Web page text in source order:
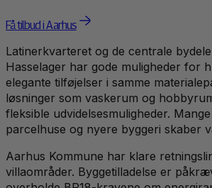
Få tilbud i Aarhus
Latinerkvarteret og de centrale
Hasselager har gode muligheder for
elegante tilføjelser i samme
løsninger som vaskerum og
fleksible udvidelsesmuligheder.
parcelhuse og nyere byggeri skaber
Aarhus Kommune har klare
villaområder. Byggetilladelse er